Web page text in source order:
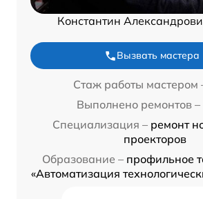
Константин
Вызвать мастера
Стаж работы мастером
Выполнено ремонтов –
Специализация – ремонт
проекторов
Образование – профильное
«Автоматизация